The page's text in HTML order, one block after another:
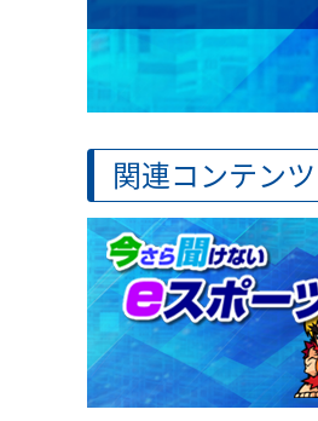
関連コンテンツ